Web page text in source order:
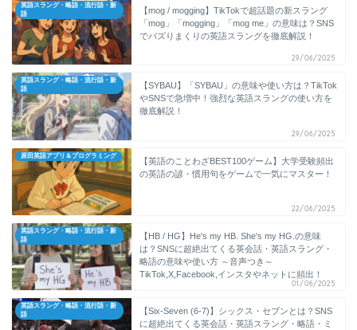
英語スラング・略語・流行語・新
語
【mog / mogging】TikTokで超話題の新スラング
「mog」「mogging」「mog me」の意味は？SNS
でバズりまくりの英語スラングを徹底解説！
29/06/2025
英語スラング・略語・流行語・新
語
【SYBAU】「SYBAU」の意味や使い方は？TikTok
やSNSで急増中！強烈な英語スラングの使い方を
徹底解説！
29/06/2025
原田英語アプリ＆プログラミング
【英語のことわざBEST100ゲーム】大学受験頻出
の英語の諺・慣用句をゲームで一気にマスター！
22/06/2025
英語スラング・略語・流行語・新
語
【HB / HG】He's my HB. She's my HG.の意味
は？SNSに超絶出てくる英会話・英語スラング・
略語の意味や使い方 ～音声つき～
TikTok,X,Facebook,インスタやネットに頻出！
01/06/2025
英語スラング・略語・流行語・新
語
【Six-Seven (6-7)】シックス・セブンとは？SNS
に超絶出てくる英会話・英語スラング・略語・ミ